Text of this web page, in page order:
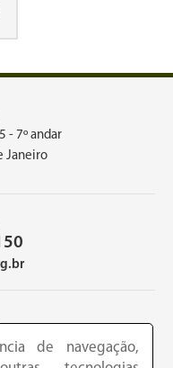
- 7º andar
Janeiro
de navegação,